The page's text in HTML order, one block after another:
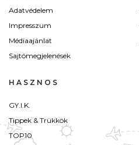
Adatvédelem
Impresszum
Médiaajánlat
Sajtómegjelenések
HASZNOS
GY.I.K.
Tippek & Trükkök
TOP10